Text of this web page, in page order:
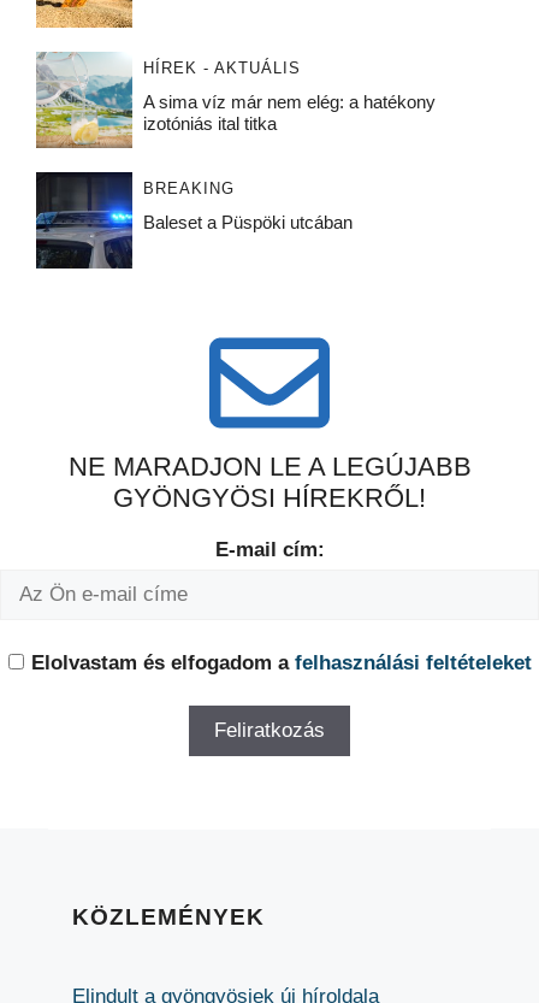
HÍREK - AKTUÁLIS
A sima víz már nem elég: a hatékony
izotóniás ital titka
BREAKING
Baleset a Püspöki utcában
NE MARADJON LE A LEGÚJABB
GYÖNGYÖSI HÍREKRŐL!
E-mail cím:
Elolvastam és elfogadom a felhasználási feltételeket
KÖZLEMÉNYEK
Elindult a gyöngyösiek új híroldala